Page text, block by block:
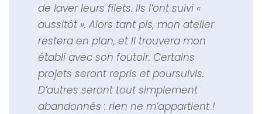
de laver leurs filets. Ils l’ont suivi «
aussitôt ». Alors tant pis, mon atelier
restera en plan, et Il trouvera mon
établi avec son foutoir. Certains
projets seront repris et poursuivis.
D’autres seront tout simplement
abandonnés : rien ne m’appartient !